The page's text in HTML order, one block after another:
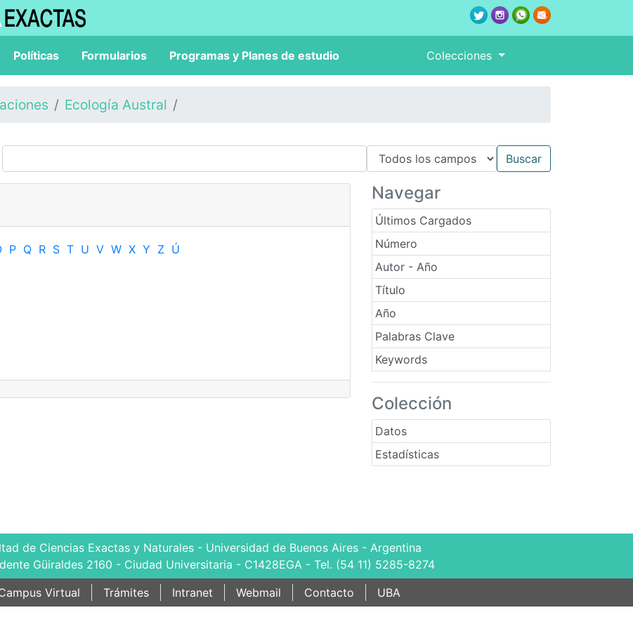
Políticas Formularios Programas y Planes de estudio Colecciones
Ecología Austral
Navegar
Últimos Cargados
Número
Autor - Año
Título
Año
Palabras Clave
Keywords
Colección
Datos
Estadísticas
P Q R S T U V W X Y Z Ú
de Ciencias Exactas y Naturales - Universidad de Buenos Aires - Argentina
Güiraldes 2160 - Ciudad Universitaria - C1428EGA - Tel. (54 11) 5285-8274
Virtual Trámites Intranet Webmail Contacto UBA